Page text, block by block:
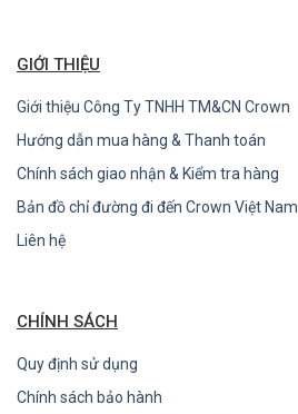
GIỚI THIỆU
Giới thiệu Công Ty TNHH TM&CN Crown
Hướng dẫn mua hàng & Thanh toán
Chính sách giao nhận & Kiểm tra hàng
Bản đồ chỉ đường đi đến Crown Việt Nam
Liên hệ
CHÍNH SÁCH
Quy định sử dụng
Chính sách bảo hành